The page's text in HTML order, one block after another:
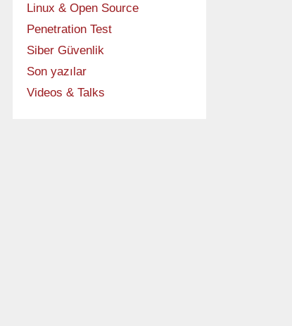
Linux & Open Source
Penetration Test
Siber Güvenlik
Son yazılar
Videos & Talks